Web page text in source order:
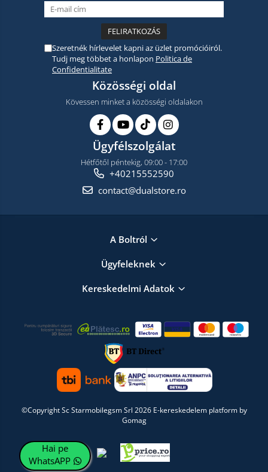
Szeretnék hírlevelet kapni az üzlet promócióiról.
Tudj meg többet a honlapon Politica de
Confidentialitate
Közösségi oldal
Kövessen minket a közösségi oldalakon
Ügyfélszolgálat
Hétfőtől péntekig, 09:00 - 17:00
+40215552590
contact@dualstore.ro
A Boltról
Ügyfeleknek
Kereskedelmi Adatok
©Copyright Sc Starmobilegsm Srl 2026 E-kereskedelem platform by
Gomag
Hai pe
WhatsAPP